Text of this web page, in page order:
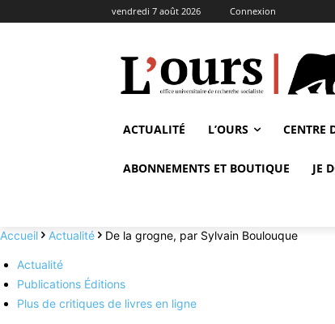
vendredi 7 août 2026 Connexion
ACTUALITÉ L’OURS CENTRE
ABONNEMENTS ET BOUTIQUE JE
Accueil Actualité De la grogne, par Sylvain Boulouque
Actualité
Publications Éditions
Plus de critiques de livres en ligne